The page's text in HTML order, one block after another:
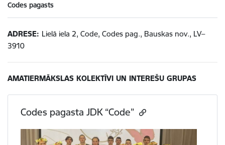
Codes pagasts
ADRESE: Lielā iela 2, Code, Codes pag., Bauskas nov., LV–
3910
AMATIERMĀKSLAS KOLEKTĪVI UN INTEREŠU GRUPAS
Codes pagasta JDK “Code”